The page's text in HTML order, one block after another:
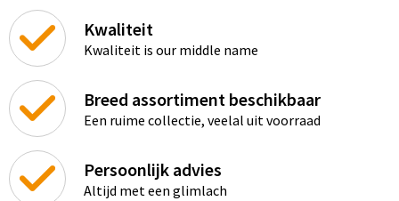
Kwaliteit
Kwaliteit is our middle name
Breed assortiment beschikbaar
Een ruime collectie, veelal uit voorraad
Persoonlijk advies
Altijd met een glimlach